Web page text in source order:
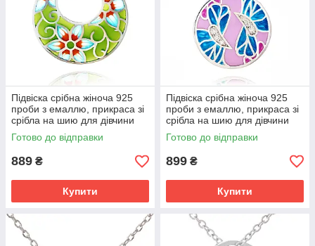
Підвіска срібна жіноча 925
проби з емаллю, прикраса зі
срібла на шию для дівчини
Готово до відправки
889 ₴
Купити
Підвіска срібна жіноча 925
проби з емаллю, прикраса зі
срібла на шию для дівчини
Готово до відправки
899 ₴
Купити